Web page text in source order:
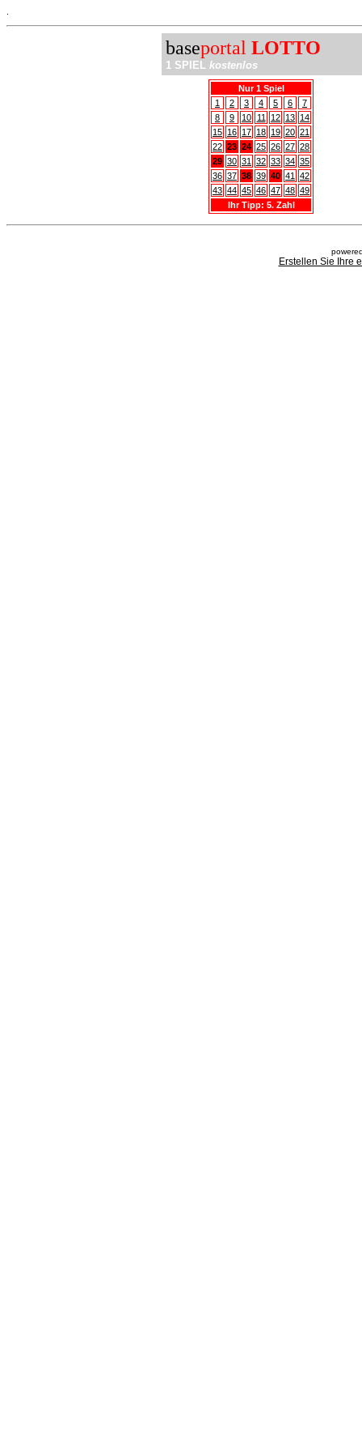
baseportal LOTTO
1 SPIEL kostenlos
Nur 1 Spiel
1
2 3 4 5 6
7
8
9 10 11 12 13 14
15 16 17 18 19 20 21
22 23 24 25 26 27 28
29 30 31 32 33 34 35
36 37 38 39 40 41
42
43 44 45 46 47 48 49
Ihr Tipp: 5. Zahl
Erstellen Sie Ihre